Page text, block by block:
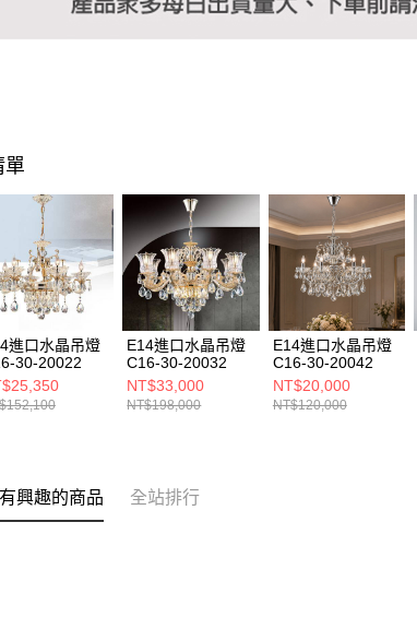
單
進口水晶吊燈
30-20022
E14進口水晶吊燈
C16-30-20032
NT$33,000
NT$198,000
E14進口水晶吊燈
C16-30-20042
NT$20,000
NT$120,000
興趣的商品 全站排行